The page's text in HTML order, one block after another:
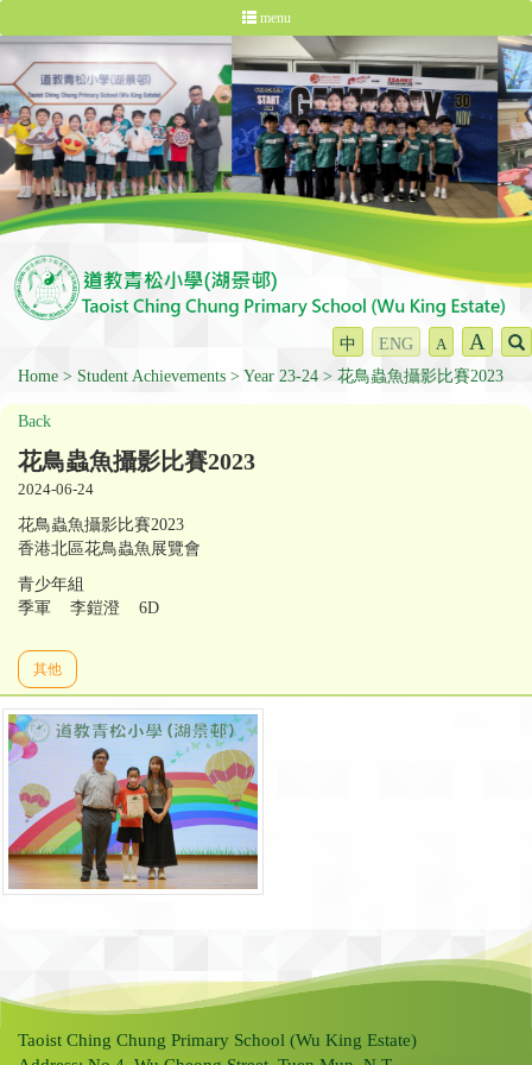
menu
中 ENG A A
Home Student Achievements Year 23-24 花鳥蟲魚攝影比賽2023
Back
花鳥蟲魚攝影比賽2023
2024-06-24
花鳥蟲魚攝影比賽2023
香港北區花鳥蟲魚展覽會
青少年組
季軍 李鎧澄 6D
其他
Taoist Ching Chung Primary School (Wu King Estate)